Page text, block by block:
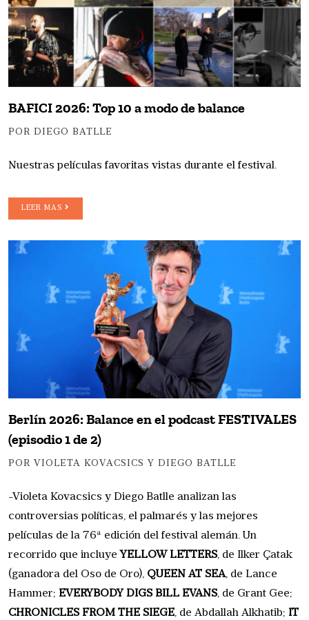
BAFICI 2026: Top 10 a modo de balance
POR DIEGO BATLLE
Nuestras películas favoritas vistas durante el festival.
LEER MAS
Berlín 2026: Balance en el podcast FESTIVALES
(episodio 1 de 2)
POR VIOLETA KOVACSICS Y DIEGO BATLLE
-Violeta Kovacsics y Diego Batlle analizan las
controversias políticas, el palmarés y las mejores
películas de la 76ª edición del festival alemán. Un
recorrido que incluye YELLOW LETTERS, de Ilker Çatak
(ganadora del Oso de Oro), QUEEN AT SEA, de Lance
Hammer; EVERYBODY DIGS BILL EVANS, de Grant Gee;
CHRONICLES FROM THE SIEGE, de Abdallah Alkhatib; IT